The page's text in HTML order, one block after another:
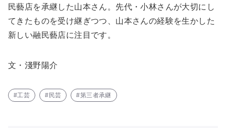
民藝店を承継した山本さん。先代・小林さんが大切にし
てきたものを受け継ぎつつ、山本さんの経験を生かした
新しい融民藝店に注目です。
文・淺野陽介
#工芸 #民芸 #第三者承継